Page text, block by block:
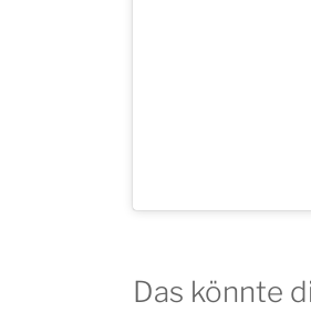
Das könnte